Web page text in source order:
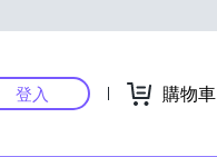
登入 購物車